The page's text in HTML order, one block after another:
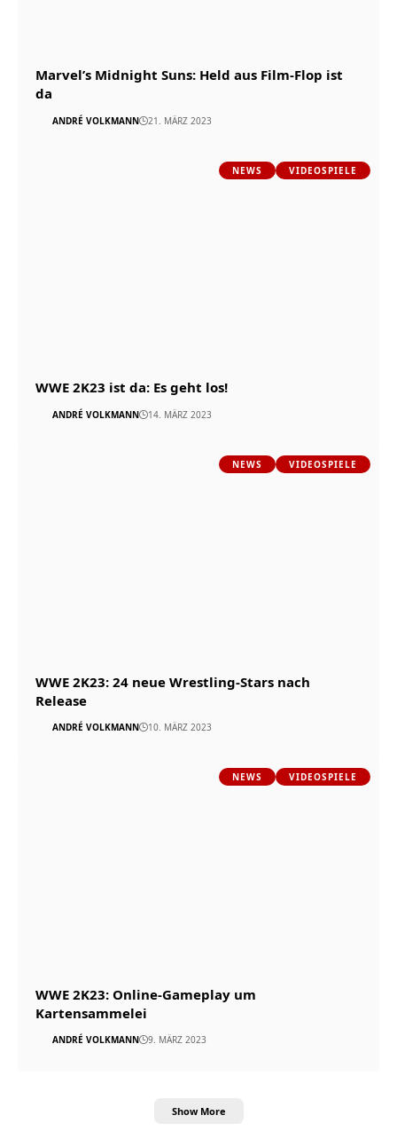
Marvel’s Midnight Suns: Held aus Film-Flop ist
da
ANDRÉ VOLKMANN 21. MÄRZ 2023
NEWS VIDEOSPIELE
WWE 2K23 ist da: Es geht los!
ANDRÉ VOLKMANN 14. MÄRZ 2023
NEWS VIDEOSPIELE
WWE 2K23: 24 neue Wrestling-Stars nach
Release
ANDRÉ VOLKMANN 10. MÄRZ 2023
NEWS VIDEOSPIELE
WWE 2K23: Online-Gameplay um
Kartensammelei
ANDRÉ VOLKMANN 9. MÄRZ 2023
Show More